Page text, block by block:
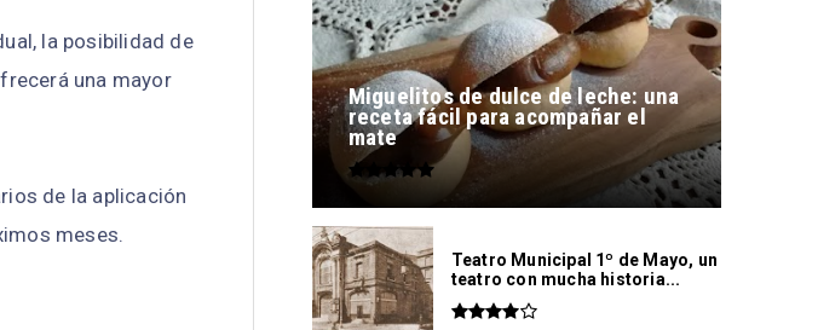
la posibilidad de
una mayor
de la aplicación
meses.
Miguelitos de dulce de leche: una
receta fácil para acompañar el
mate
Teatro Municipal 1º de Mayo, un
teatro con mucha historia...